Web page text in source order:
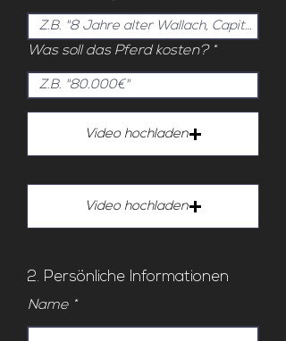
Was soll das Pferd kosten?
Video hochladen
Video hochladen
2. Persönliche Informationen
Name